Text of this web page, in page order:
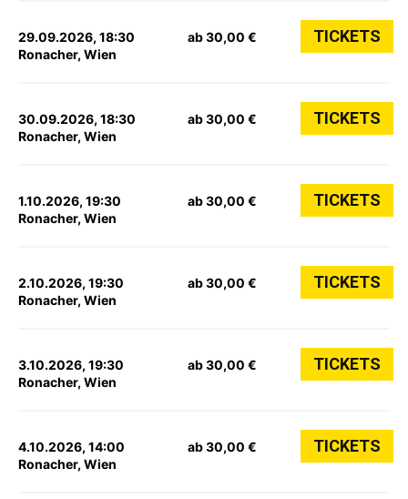
29.09.2026, 18:30
Ronacher, Wien
ab 30,00 € TICKETS
30.09.2026, 18:30
Ronacher, Wien
ab 30,00 € TICKETS
1.10.2026, 19:30
Ronacher, Wien
ab 30,00 € TICKETS
2.10.2026, 19:30
Ronacher, Wien
ab 30,00 € TICKETS
3.10.2026, 19:30
Ronacher, Wien
ab 30,00 € TICKETS
4.10.2026, 14:00
Ronacher, Wien
ab 30,00 € TICKETS